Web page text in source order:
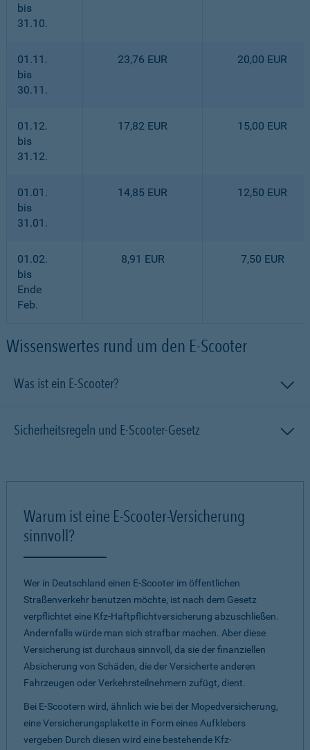
bis
31.10.
01.11.
bis
30.11.
23,76 EUR 20,00 EUR
01.12.
bis
31.12.
17,82 EUR 15,00 EUR
01.01.
bis
31.01.
14,85 EUR 12,50 EUR
01.02.
bis
Ende
Feb.
8,91 EUR 7,50 EUR
Wissenswertes rund um den E-Scooter
Was ist ein E-Scooter?
Sicherheitsregeln und E-Scooter-Gesetz
Warum ist eine E-Scooter-Versicherung
sinnvoll?
Wer in Deutschland einen E-Scooter im öffentlichen
Straßenverkehr benutzen möchte, ist nach dem Gesetz
verpflichtet eine Kfz-Haftpflichtversicherung abzuschließen.
Andernfalls würde man sich strafbar machen. Aber diese
Versicherung ist durchaus sinnvoll, da sie der finanziellen
Absicherung von Schäden, die der Versicherte anderen
Fahrzeugen oder Verkehrsteilnehmern zufügt, dient.
Bei E-Scootern wird, ähnlich wie bei der Mopedversicherung,
eine Versicherungsplakette in Form eines Aufklebers
vergeben Durch diesen wird eine bestehende Kfz-